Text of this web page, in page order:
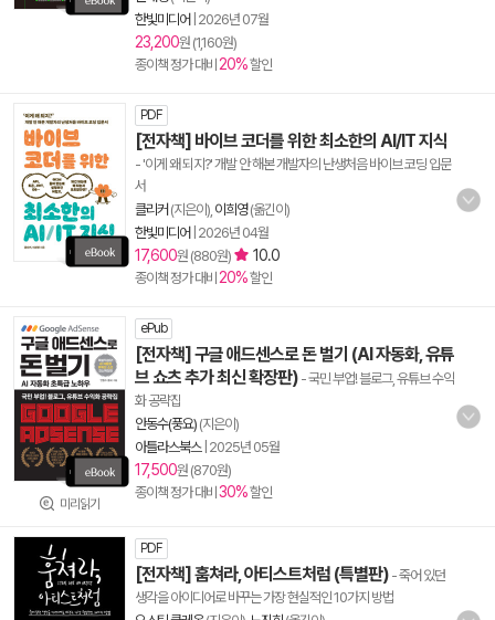
한빛미디어 2026년 07월
23,200원 (1,160원)
종이책 정가 대비 20%할인
PDF
[전자책] 바이브 코더를 위한 최소한의 AI/IT 지식
- '이게 왜 되지?' 개발 안 해본 개발자의 난생처음 바이브 코딩 입문
서
클리커 (지은이), 이희영(옮긴이)
한빛미디어 2026년 04월
17,600원 (880원) 10.0
종이책 정가 대비 20%할인
미리읽기
ePub
[전자책] 구글 애드센스로 돈 벌기 (AI 자동화, 유튜
브 쇼츠 추가 최신 확장판) - 국민 부업! 블로그, 유튜브 수익
화 공략집
안동수(풍요) (지은이)
아틀라스북스| 2025년 05월
17,500원 (870원)
종이책 정가 대비 30%할인
PDF
[전자책] 훔쳐라, 아티스트처럼 (특별판) - 죽어 있던
생각을 아이디어로 바꾸는 가장 현실적인 10가지 방법